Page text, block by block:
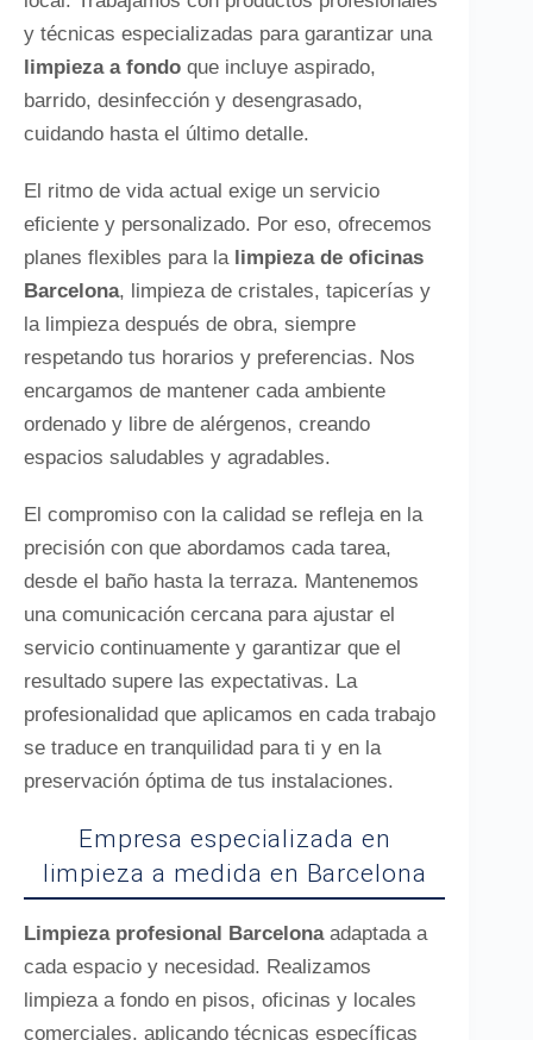
y técnicas especializadas para garantizar una
limpieza a fondo que incluye aspirado,
barrido, desinfección y desengrasado,
cuidando hasta el último detalle.
El ritmo de vida actual exige un servicio
eficiente y personalizado. Por eso, ofrecemos
planes flexibles para la limpieza de oficinas
Barcelona, limpieza de cristales, tapicerías y
la limpieza después de obra, siempre
respetando tus horarios y preferencias. Nos
encargamos de mantener cada ambiente
ordenado y libre de alérgenos, creando
espacios saludables y agradables.
El compromiso con la calidad se refleja en la
precisión con que abordamos cada tarea,
desde el baño hasta la terraza. Mantenemos
una comunicación cercana para ajustar el
servicio continuamente y garantizar que el
resultado supere las expectativas. La
profesionalidad que aplicamos en cada trabajo
se traduce en tranquilidad para ti y en la
preservación óptima de tus instalaciones.
Empresa especializada en
limpieza a medida en Barcelona
Limpieza profesional Barcelonaadaptada a
cada espacio y necesidad. Realizamos
limpieza a fondo en pisos, oficinas y locales
comerciales, aplicando técnicas específicas